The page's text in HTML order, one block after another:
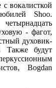
вокалисткой
Shoo.
- фагот,
духовик-
Также будут
Bogdan